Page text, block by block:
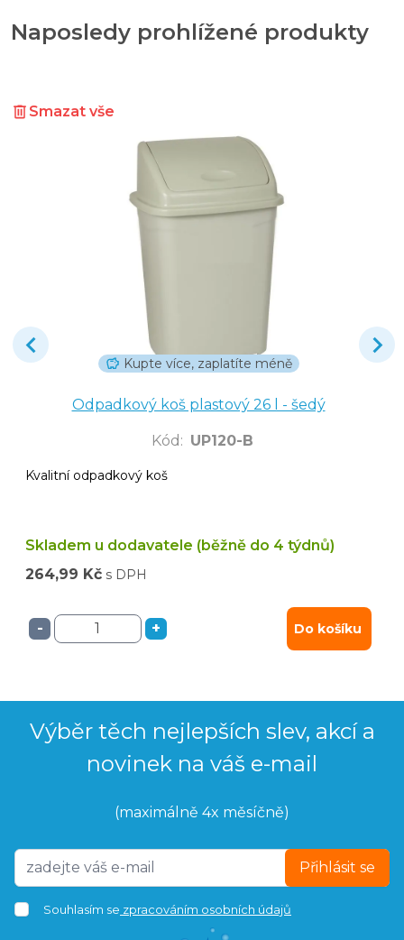
Naposledy prohlížené produkty
Smazat vše
Kupte více, zaplatíte méně
Odpadkový koš plastový 26 l - šedý
Kód : UP120-B
Kvalitní odpadkový koš
Skladem u dodavatele (běžně do 4 týdnů)
264,99 Kč s DPH
- + Do košíku
Výběr těch nejlepších slev, akcí a
novinek na váš e-mail
(maximálně 4x měsíčně)
Přihlásit se
Souhlasím se zpracováním osobních údajů